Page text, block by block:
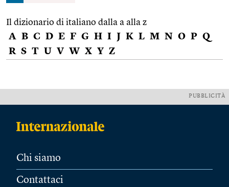
Il dizionario di italiano dalla a alla z
A B C D E F G H I J K L M N O P Q
R S T U V W X Y Z
PUBBLICITÀ
Chi siamo
Contattaci